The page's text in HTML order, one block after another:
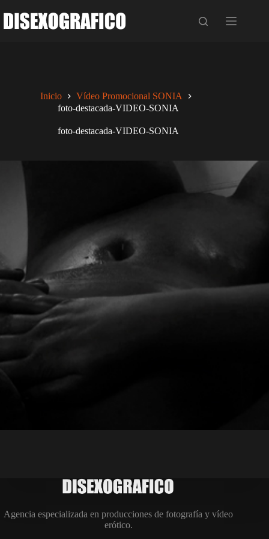
al
contenido
Inicio
Vídeo Promocional SONIA
foto-destacada-VIDEO-SONIA
foto-destacada-VIDEO-SONIA
Agencia especializada en producciones de fotografía y vídeo
erótico.